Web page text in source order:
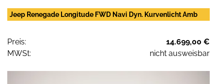
Jeep Renegade Longitude FWD Navi Dyn. Kurvenlicht Amb
Preis:
14.699,00 €
MWSt:
nicht ausweisbar